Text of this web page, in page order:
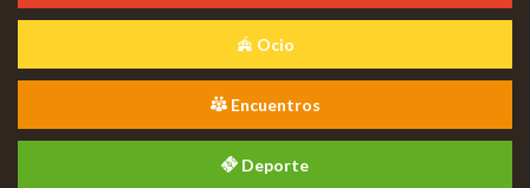
Ocio
Encuentros
Deporte